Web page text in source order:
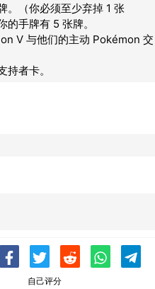
。（你必须至少弃掉 1 张
手牌有 5 张牌。
V 与他们的主动 Pokémon 交
者卡。
自己评分